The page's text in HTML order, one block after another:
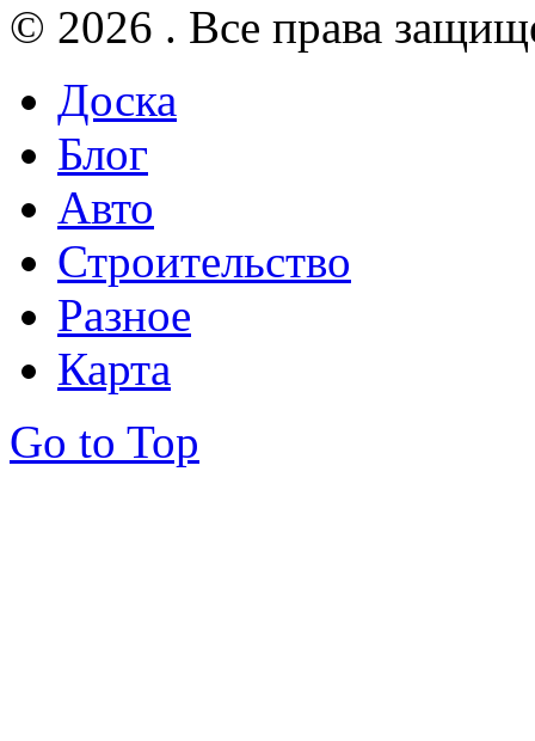
© 2026 . Все права
Доска
Блог
Авто
Строительство
Разное
Карта
Go to Top